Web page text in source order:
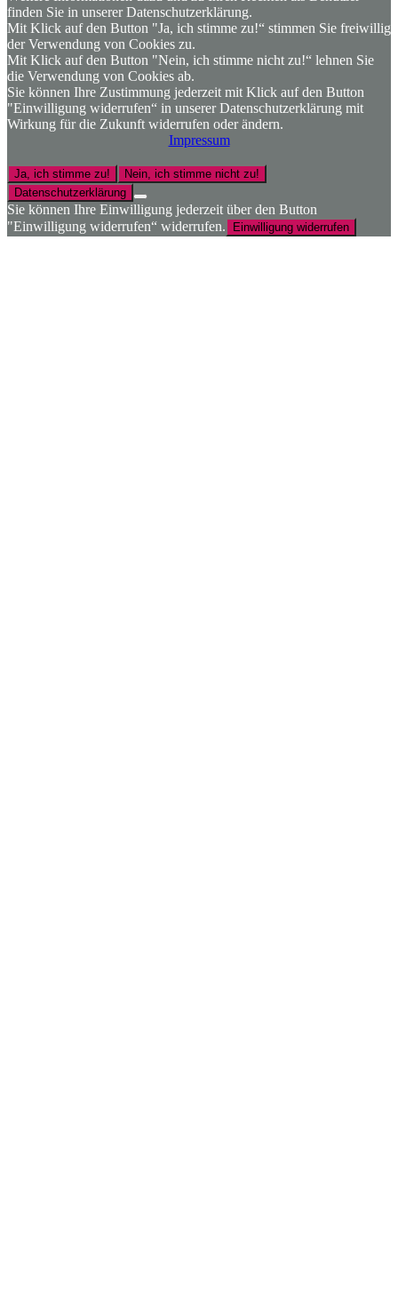
finden Sie in unserer Datenschutzerklärung.
Mit Klick auf den Button "Ja, ich stimme zu!“ stimmen Sie freiwillig
der Verwendung von Cookies zu.
Mit Klick auf den Button "Nein, ich stimme nicht zu!“ lehnen Sie
die Verwendung von Cookies ab.
Sie können Ihre Zustimmung jederzeit mit Klick auf den Button
"Einwilligung widerrufen“ in unserer Datenschutzerklärung mit
Wirkung für die Zukunft widerrufen oder ändern.
Impressum
Ja, ich stimme zu!
Nein, ich stimme nicht zu!
Datenschutzerklärung
Sie können Ihre Einwilligung jederzeit über den Button
"Einwilligung widerrufen“ widerrufen.
Einwilligung widerrufen